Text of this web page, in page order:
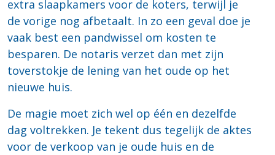
extra slaapkamers voor de koters, terwijl je
de vorige nog afbetaalt. In zo een geval doe je
vaak best een pandwissel om kosten te
besparen. De notaris verzet dan met zijn
toverstokje de lening van het oude op het
nieuwe huis.
De magie moet zich wel op één en dezelfde
dag voltrekken. Je tekent dus tegelijk de aktes
voor de verkoop van je oude huis en de